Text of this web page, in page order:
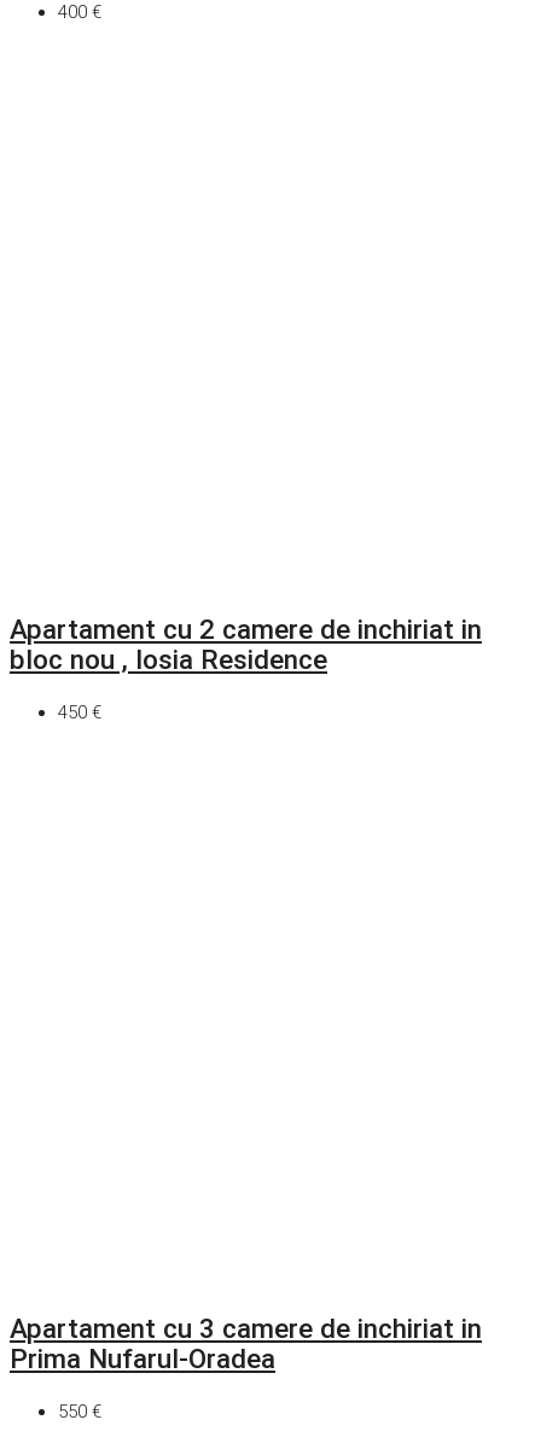
400 €
Apartament cu 2 camere de inchiriat in
bloc nou , Iosia Residence
450 €
Apartament cu 3 camere de inchiriat in
Prima Nufarul-Oradea
550 €